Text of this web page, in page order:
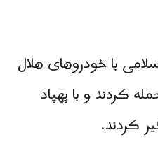
با خودروهای هلال
کردند و با پهپاد
کردند.